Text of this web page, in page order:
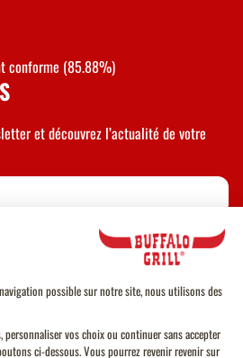
conforme (85.88%)
et découvrez l’actualité de votre